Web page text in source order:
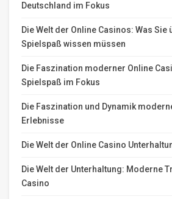
Deutschland im Fokus
Die Welt der Online Casinos: Was Sie
Spielspaß wissen müssen
Die Faszination moderner Online
Spielspaß im Fokus
Die Faszination und Dynamik
Erlebnisse
Die Welt der Online Casino
Die Welt der Unterhaltung: Moderne
Casino